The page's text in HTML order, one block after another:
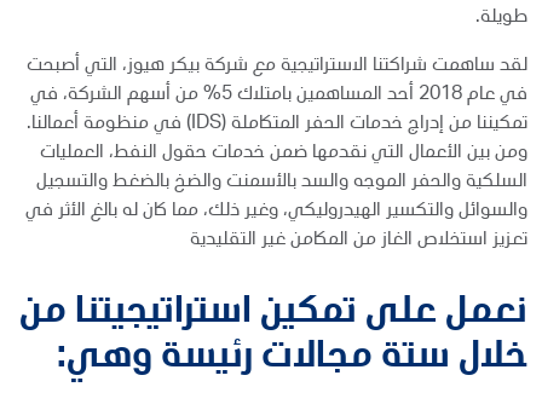
طويلة.
لقد ساهمت شراكتنا الاستراتيجية مع شركة بيكر هيوز، التي أصبحت
في عام 2018 أحد المساهمين بامتلاك 5% من أسهم الشركة، في
تمكيننا من إدراج خدمات الحفر المتكاملة (IDS) في منظومة أعمالنا.
ومن بين الأعمال التي نقدمها ضمن خدمات حقول النفط، العمليات
السلكية والحفر الموجه والسد بالأسمنت والضخ بالضغط والتسجيل
والسوائل والتكسير الهيدروليكي، وغير ذلك، مما كان له بالغ الأثر في
تعزيز استخلاص الغاز من المكامن غير التقليدية
نعمل على تمكين استراتيجيتنا من
خلال ستة مجالات رئيسة وهي: